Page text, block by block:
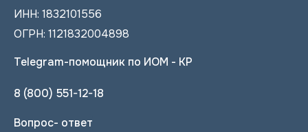
ИНН: 1832101556
ОГРН: 1121832004898
Telegram-помощник по ИОМ - КР
8 (800) 551-12-18
Вопрос- ответ